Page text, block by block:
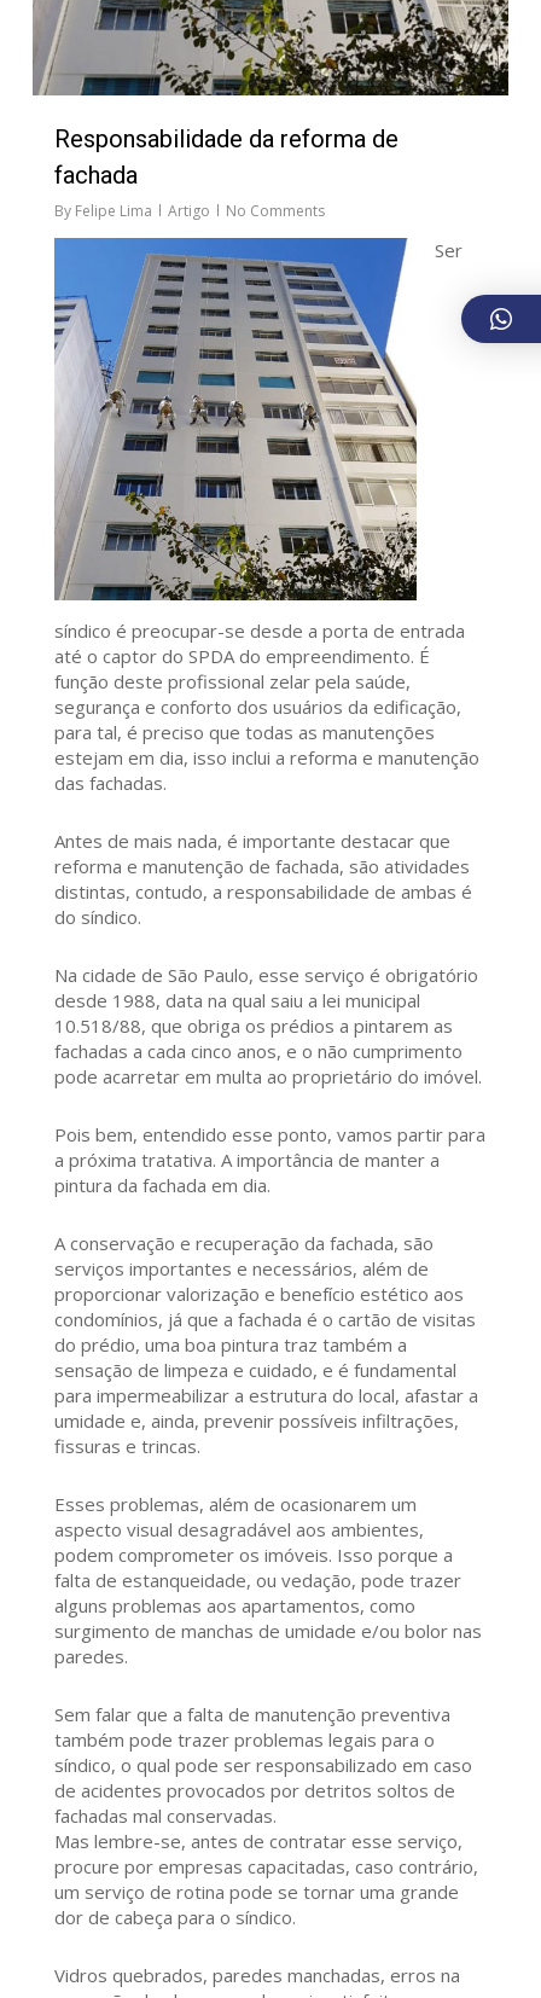
Responsabilidade da reforma de
fachada
By Felipe Lima Artigo No Comments
Ser
síndico é preocupar-se desde a porta de entrada
até o captor do SPDA do empreendimento. É
função deste profissional zelar pela saúde,
segurança e conforto dos usuários da edificação,
para tal, é preciso que todas as manutenções
estejam em dia, isso inclui a reforma e manutenção
das fachadas.
Antes de mais nada, é importante destacar que
reforma e manutenção de fachada, são atividades
distintas, contudo, a responsabilidade de ambas é
do síndico.
Na cidade de São Paulo, esse serviço é obrigatório
desde 1988, data na qual saiu a lei municipal
10.518/88, que obriga os prédios a pintarem as
fachadas a cada cinco anos, e o não cumprimento
pode acarretar em multa ao proprietário do imóvel.
Pois bem, entendido esse ponto, vamos partir para
a próxima tratativa. A importância de manter a
pintura da fachada em dia.
A conservação e recuperação da fachada, são
serviços importantes e necessários, além de
proporcionar valorização e benefício estético aos
condomínios, já que a fachada é o cartão de visitas
do prédio, uma boa pintura traz também a
sensação de limpeza e cuidado, e é fundamental
para impermeabilizar a estrutura do local, afastar a
umidade e, ainda, prevenir possíveis infiltrações,
fissuras e trincas.
Esses problemas, além de ocasionarem um
aspecto visual desagradável aos ambientes,
podem comprometer os imóveis. Isso porque a
falta de estanqueidade, ou vedação, pode trazer
alguns problemas aos apartamentos, como
surgimento de manchas de umidade e/ou bolor nas
paredes.
Sem falar que a falta de manutenção preventiva
também pode trazer problemas legais para o
síndico, o qual pode ser responsabilizado em caso
de acidentes provocados por detritos soltos de
fachadas mal conservadas.
Mas lembre-se, antes de contratar esse serviço,
procure por empresas capacitadas, caso contrário,
um serviço de rotina pode se tornar uma grande
dor de cabeça para o síndico.
Vidros quebrados, paredes manchadas, erros na